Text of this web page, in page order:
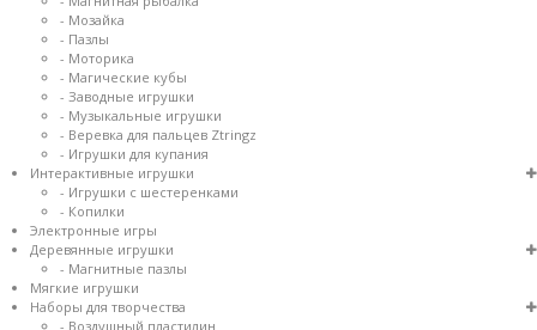
- Мозайка
- Пазлы
- Моторика
- Магические кубы
- Заводные игрушки
- Музыкальные игрушки
- Веревка для пальцев Ztringz
- Игрушки для купания
Интерактивные игрушки
- Игрушки с шестеренками
- Копилки
Электронные игры
Деревянные игрушки
- Магнитные пазлы
Мягкие игрушки
Наборы для творчества
- Воздушный пластилин